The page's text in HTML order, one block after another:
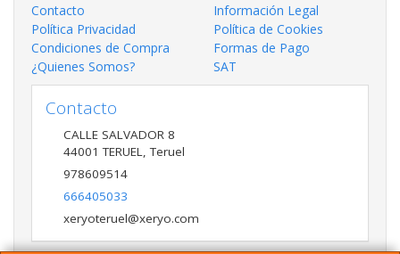
Contacto
Información Legal
Política Privacidad
Política de Cookies
Condiciones de Compra
Formas de Pago
¿Quienes Somos?
SAT
Contacto
CALLE SALVADOR 8
44001 TERUEL,Teruel
978609514
666405033
xeryoteruel@xeryo.com